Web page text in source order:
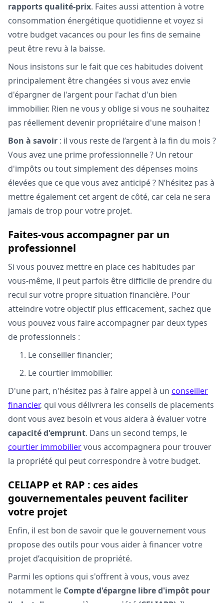
rapports qualité-prix. Faites aussi attention à votre
consommation énergétique quotidienne et voyez si
votre budget vacances ou pour les fins de semaine
peut être revu à la baisse.
Nous insistons sur le fait que ces habitudes doivent
principalement être changées si vous avez envie
d'épargner de l'argent pour l'achat d'un bien
immobilier. Rien ne vous y oblige si vous ne souhaitez
pas réellement devenir propriétaire d'une maison !
Bon à savoir : il vous reste de l’argent à la fin du mois ?
Vous avez une prime professionnelle ? Un retour
d'impôts ou tout simplement des dépenses moins
élevées que ce que vous avez anticipé ? N’hésitez pas à
mettre également cet argent de côté, car cela ne sera
jamais de trop pour votre projet.
Faites-vous accompagner par un
professionnel
Si vous pouvez mettre en place ces habitudes par
vous-même, il peut parfois être difficile de prendre du
recul sur votre propre situation financière. Pour
atteindre votre objectif plus efficacement, sachez que
vous pouvez vous faire accompagner par deux types
de professionnels :
Le conseiller financier;
Le courtier immobilier.
D'une part, n'hésitez pas à faire appel à un conseiller
financier, qui vous délivrera les conseils de placements
dont vous avez besoin et vous aidera à évaluer votre
capacité d'emprunt. Dans un second temps, le
courtier immobiliervous accompagnera pour trouver
la propriété qui peut correspondre à votre budget.
CELIAPP et RAP : ces aides
gouvernementales peuvent faciliter
votre projet
Enfin, il est bon de savoir que le gouvernement vous
propose des outils pour vous aider à financer votre
projet d’acquisition de propriété.
Parmi les options qui s'offrent à vous, vous avez
notamment le Compte d'épargne libre d'impôt pour